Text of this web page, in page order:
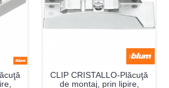
CLIP CRISTALLO-Plăcuţă
de montaj, prin lipire,